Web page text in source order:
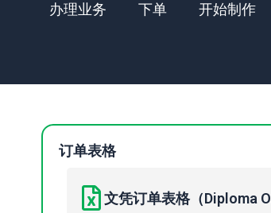
办理业务
下单
开始制作
订单表格
文凭订单表格（Diploma